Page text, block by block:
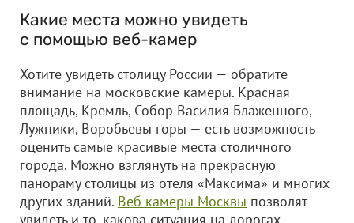
Какие места можно увидеть
с помощью веб-камер
Хотите увидеть столицу России — обратите
внимание на московские камеры. Красная
площадь, Кремль, Собор Василия Блаженного,
Лужники, Воробьевы горы — есть возможность
оценить самые красивые места столичного
города. Можно взглянуть на прекрасную
панораму столицы из отеля «Максима» и многих
других зданий. Веб камеры Москвы позволят